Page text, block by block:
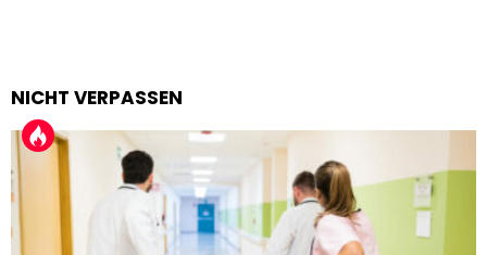
NICHT VERPASSEN